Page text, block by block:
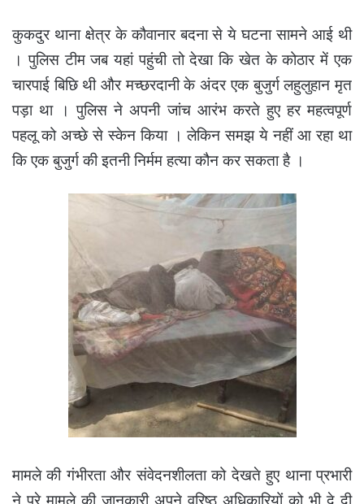
कुकदुर थाना क्षेत्र के कौवानार बदना से ये घटना सामने आई थी
। पुलिस टीम जब यहां पहुंची तो देखा कि खेत के कोठार में एक
चारपाई बिछि थी और मच्छरदानी के अंदर एक बुजुर्ग लहुलुहान मृत
पड़ा था । पुलिस ने अपनी जांच आरंभ करते हुए हर महत्वपूर्ण
पहलू को अच्छे से स्केन किया । लेकिन समझ ये नहीं आ रहा था
कि एक बुजुर्ग की इतनी निर्मम हत्या कौन कर सकता है ।
मामले की गंभीरता और संवेदनशीलता को देखते हुए थाना प्रभारी